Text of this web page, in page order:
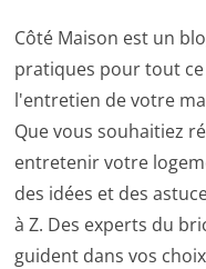
Côté Maison est un
pratiques pour tout
l'entretien de votre
Que vous souhaitiez
entretenir votre
des idées et des
à Z. Des experts du
guident dans vos